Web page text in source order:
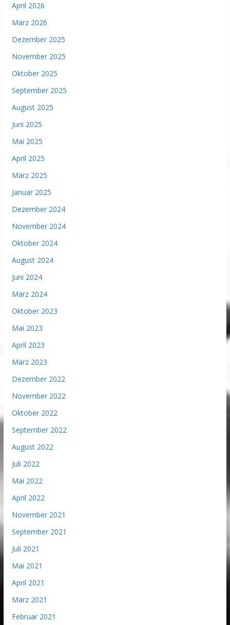
April 2026
März 2026
Dezember 2025
November 2025
Oktober 2025
September 2025
August 2025
Juni 2025
Mai 2025
April 2025
März 2025
Januar 2025
Dezember 2024
November 2024
Oktober 2024
August 2024
Juni 2024
März 2024
Oktober 2023
Mai 2023
April 2023
März 2023
Dezember 2022
November 2022
Oktober 2022
September 2022
August 2022
Juli 2022
Mai 2022
April 2022
November 2021
September 2021
Juli 2021
Mai 2021
April 2021
März 2021
Februar 2021